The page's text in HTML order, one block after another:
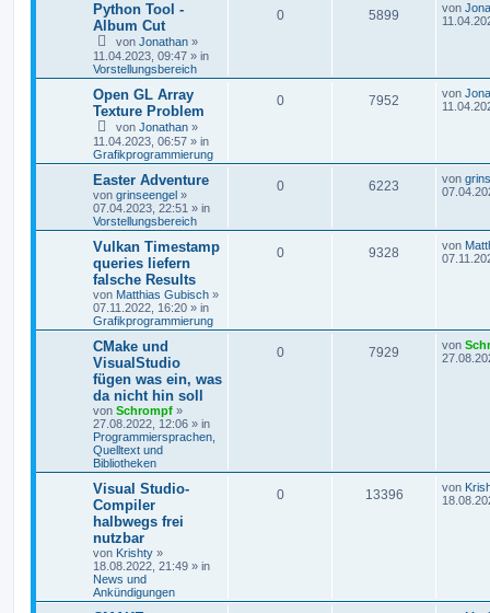
Python Tool -
Album Cut
von Jonathan »
11.04.2023, 09:47 » in
Vorstellungsbereich
0 5899 von
Open GL Array
Texture Problem
von Jonathan »
11.04.2023, 06:57 » in
Grafikprogrammierung
0 7952 von
Easter Adventure
von grinseengel »
07.04.2023, 22:51 » in
Vorstellungsbereich
0 6223 von
Vulkan Timestamp
queries liefern
falsche Results
von Matthias Gubisch »
07.11.2022, 16:20 » in
Grafikprogrammierung
0 9328 von
CMake und
VisualStudio
fügen was ein, was
da nicht hin soll
von Schrompf »
27.08.2022, 12:06 » in
Programmiersprachen,
Quelltext und
Bibliotheken
0 7929 von
Visual Studio-
Compiler
halbwegs frei
nutzbar
von Krishty »
18.08.2022, 21:49 » in
News und
Ankündigungen
0 13396 von